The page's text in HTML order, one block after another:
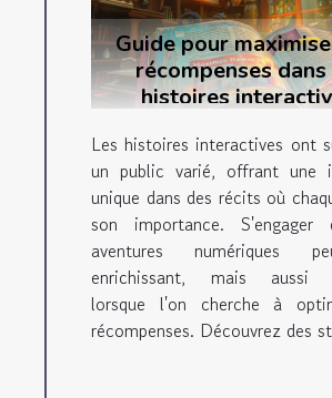
Guide pour
récompenses
histoires
Les histoires interactives ont
un public varié, offrant une
unique dans des récits où
son importance. S'engager
aventures numériques
enrichissant, mais aussi
lorsque l'on cherche à
récompenses. Découvrez des